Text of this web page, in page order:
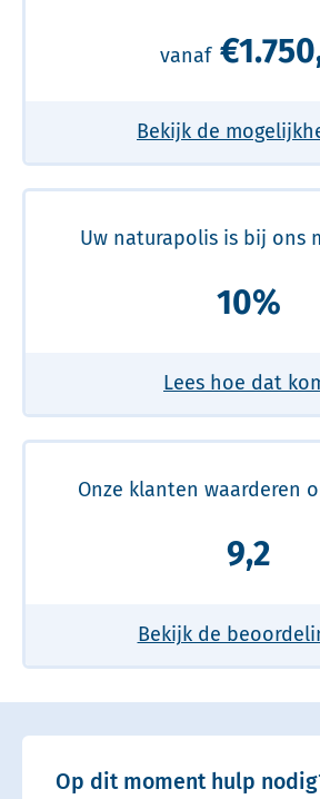
vanaf
Bekijk de
Uw naturapolis is bij ons
10%
Lees hoe dat
Onze klanten waarderen
9,2
Bekijk de
Op dit moment hulp